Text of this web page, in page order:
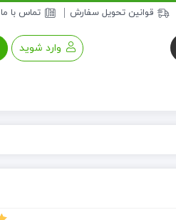
قوانین تحویل سفارش تماس با ما
وارد شوید